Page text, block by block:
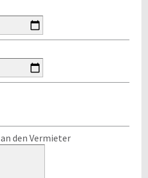
an den Vermieter